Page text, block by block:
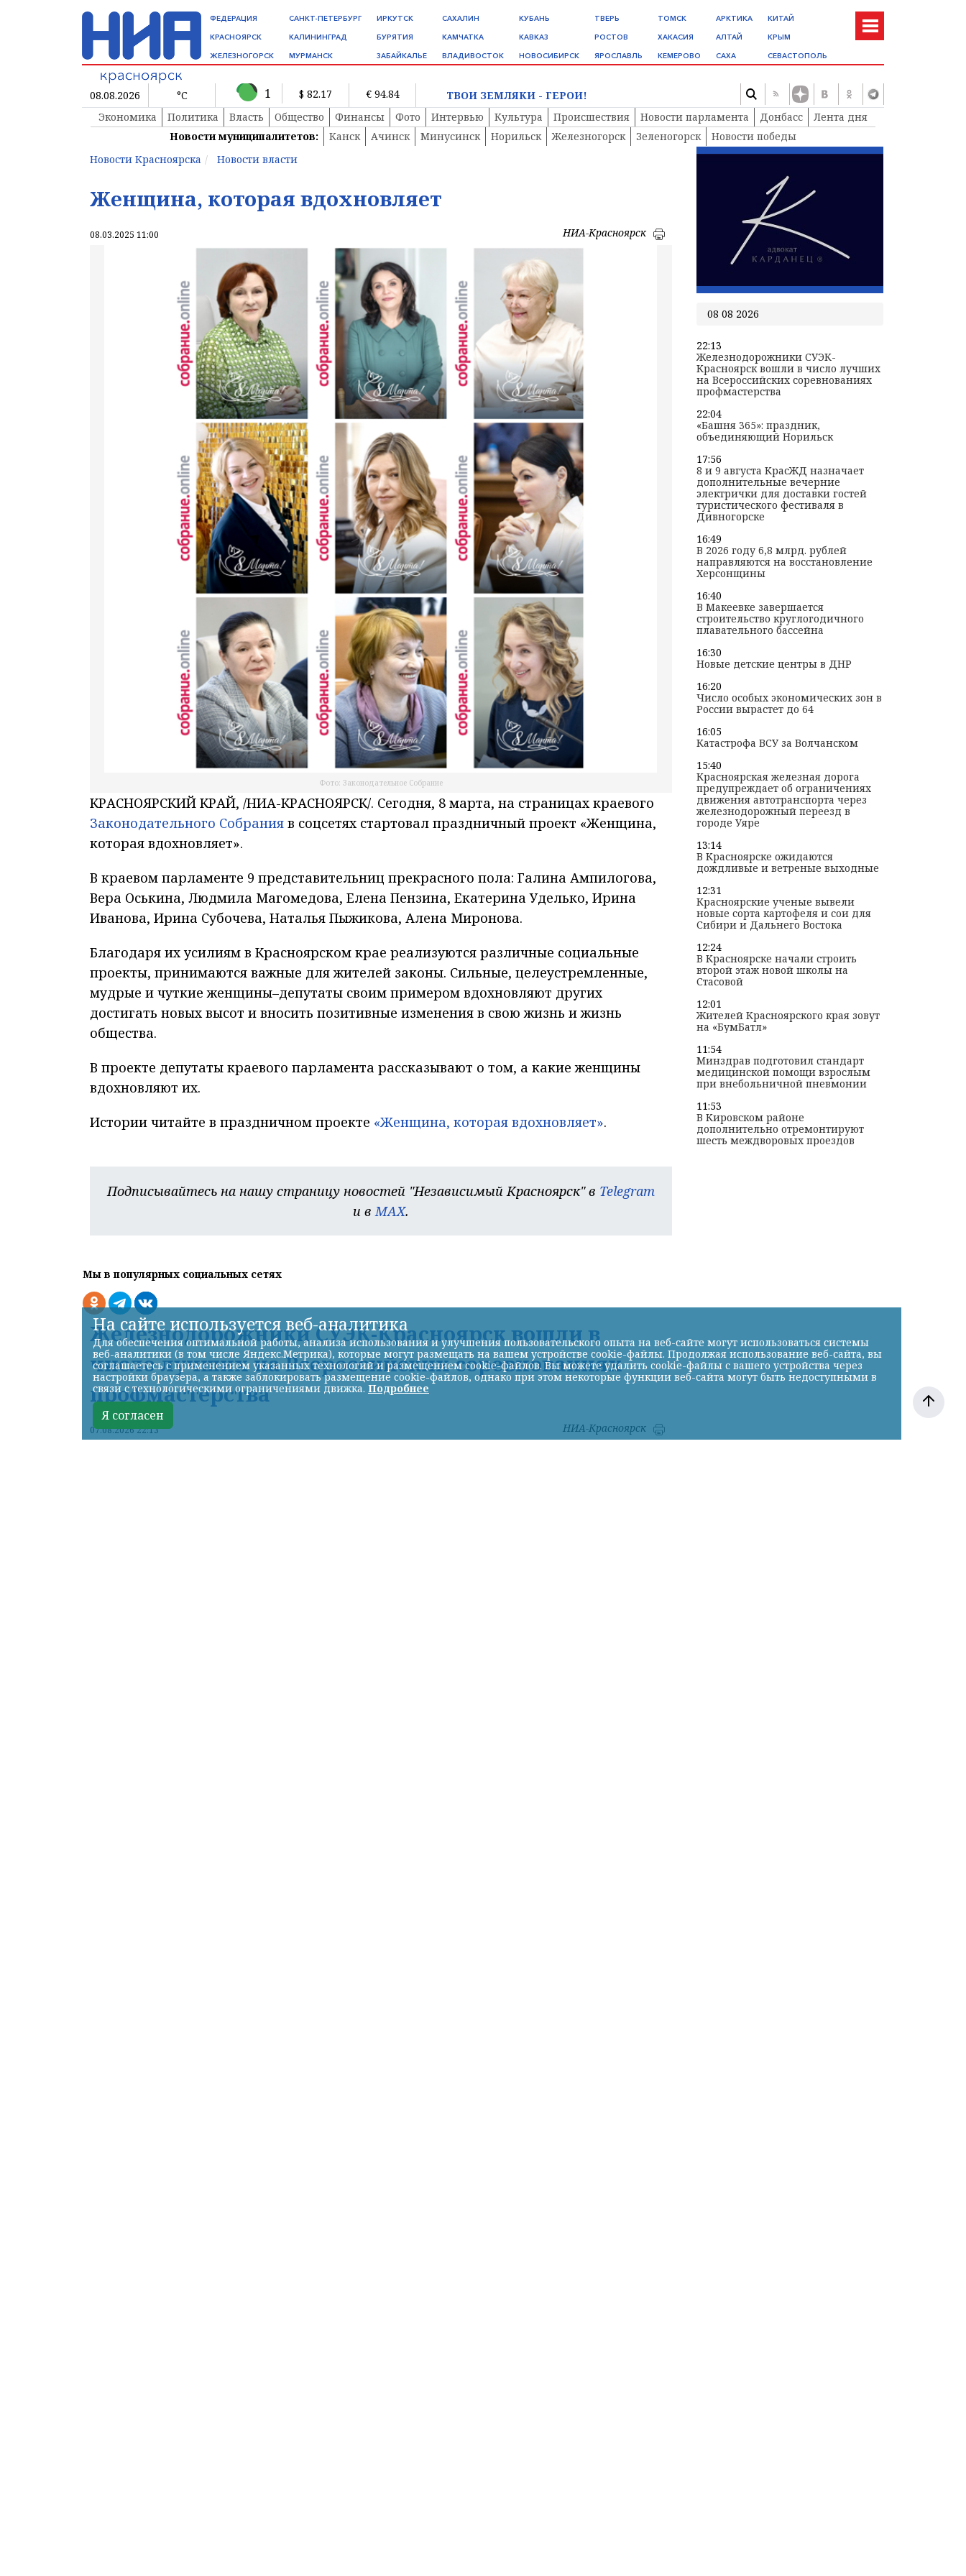
ФЕДЕРАЦИЯ
КРАСНОЯРСК
ЖЕЛЕЗНОГОРСК
САНКТ-ПЕТЕРБУРГ
КАЛИНИНГРАД
МУРМАНСК
ИРКУТСК
БУРЯТИЯ
ЗАБАЙКАЛЬЕ
САХАЛИН
КАМЧАТКА
ВЛАДИВОСТОК
КУБАНЬ
КАВКАЗ
НОВОСИБИРСК
ТВЕРЬ
РОСТОВ
ЯРОСЛАВЛЬ
ТОМСК
ХАКАСИЯ
КЕМЕРОВО
АРКТИКА
АЛТАЙ
САХА
КИТАЙ
КРЫМ
СЕВАСТОПОЛЬ
08.08.2026 °C 1 $ 82.17 € 94.84
ТВОИ ЗЕМЛЯКИ - ГЕРОИ!
Экономика
Политика Власть Общество Финансы Фото Интервью Культура Происшествия Новости парламента Донбасс
Лента дня
Новости муниципалитетов:
Канск Ачинск Минусинск Норильск Железногорск Зеленогорск
Новости победы
Новости Красноярска
Новости власти
Женщина, которая вдохновляет
08.03.2025 11:00 НИА-Красноярск
Фото: Законодательное Собрание
КРАСНОЯРСКИЙ КРАЙ, /НИА-КРАСНОЯРСК/. Сегодня, 8 марта, на страницах краевого
Законодательного Собрания в соцсетях стартовал праздничный проект «Женщина,
которая вдохновляет».
В краевом парламенте 9 представительниц прекрасного пола: Галина Ампилогова,
Вера Оськина, Людмила Магомедова, Елена Пензина, Екатерина Уделько, Ирина
Иванова, Ирина Субочева, Наталья Пыжикова, Алена Миронова.
Благодаря их усилиям в Красноярском крае реализуются различные социальные
проекты, принимаются важные для жителей законы. Сильные, целеустремленные,
мудрые и чуткие женщины–депутаты своим примером вдохновляют других
достигать новых высот и вносить позитивные изменения в свою жизнь и жизнь
общества.
В проекте депутаты краевого парламента рассказывают о том, а какие женщины
вдохновляют их.
Истории читайте в праздничном проекте «Женщина, которая вдохновляет».
Подписывайтесь на нашу страницу новостей "Независимый Красноярск" в Telegram
и вMAX.
Мы в популярных социальных сетях
Железнодорожники СУЭК-Красноярск вошли в
число лучших на Всероссийских соревнованиях
профмастерства
07.08.2026 22:13 НИА-Красноярск
08 08 2026
22:13
Железнодорожники СУЭК-
Красноярск вошли в число лучших
на Всероссийских соревнованиях
профмастерства
22:04
«Башня 365»: праздник,
объединяющий Норильск
17:56
8 и 9 августа КрасЖД назначает
дополнительные вечерние
электрички для доставки гостей
туристического фестиваля в
Дивногорске
16:49
В 2026 году 6,8 млрд. рублей
направляются на восстановление
Херсонщины
16:40
В Макеевке завершается
строительство круглогодичного
плавательного бассейна
16:30
Новые детские центры в ДНР
16:20
Число особых экономических зон в
России вырастет до 64
16:05
Катастрофа ВСУ за Волчанском
15:40
Красноярская железная дорога
предупреждает об ограничениях
движения автотранспорта через
железнодорожный переезд в
городе Уяре
13:14
В Красноярске ожидаются
дождливые и ветреные выходные
12:31
Красноярские ученые вывели
новые сорта картофеля и сои для
Сибири и Дальнего Востока
12:24
В Красноярске начали строить
второй этаж новой школы на
Стасовой
12:01
Жителей Красноярского края зовут
на «БумБатл»
11:54
Минздрав подготовил стандарт
медицинской помощи взрослым
при внебольничной пневмонии
11:53
В Кировском районе
дополнительно отремонтируют
шесть междворовых проездов
На сайте используется веб-аналитика
Для обеспечения оптимальной работы, анализа использования и улучшения пользовательского опыта на веб-сайте могут использоваться системы
веб-аналитики (в том числе Яндекс.Метрика), которые могут размещать на вашем устройстве cookie-файлы. Продолжая использование веб-сайта, вы
соглашаетесь с применением указанных технологий и размещением cookie-файлов. Вы можете удалить cookie-файлы с вашего устройства через
настройки браузера, а также заблокировать размещение cookie-файлов, однако при этом некоторые функции веб-сайта могут быть недоступными в
связи с технологическими ограничениями движка. Подробнее
Я согласен